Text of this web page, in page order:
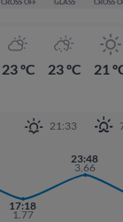
23 ºC 23 ºC
21:33
17:18
1.77
23:48
3.66
21
23:48
3.66